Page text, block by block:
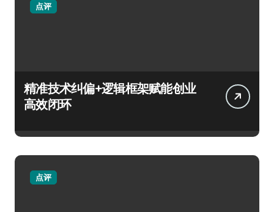
点评
精准技术纠偏+逻辑框架赋能创业
高效闭环
点评